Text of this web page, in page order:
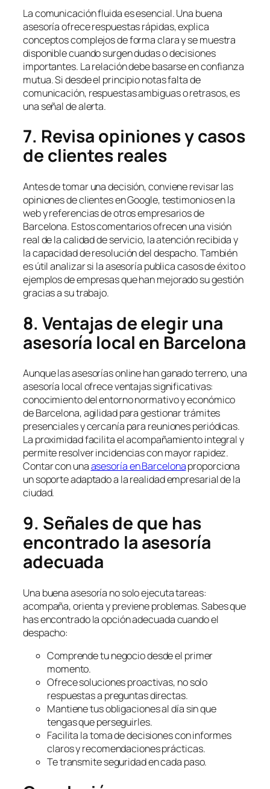
La comunicación fluida es esencial. Una buena
asesoría ofrece respuestas rápidas, explica
conceptos complejos de forma clara y se muestra
disponible cuando surgen dudas o decisiones
importantes. La relación debe basarse en confianza
mutua. Si desde el principio notas falta de
comunicación, respuestas ambiguas o retrasos, es
una señal de alerta.
7. Revisa opiniones y casos
de clientes reales
Antes de tomar una decisión, conviene revisar las
opiniones de clientes en Google, testimonios en la
web y referencias de otros empresarios de
Barcelona. Estos comentarios ofrecen una visión
real de la calidad de servicio, la atención recibida y
la capacidad de resolución del despacho. También
es útil analizar si la asesoría publica casos de éxito o
ejemplos de empresas que han mejorado su gestión
gracias a su trabajo.
8. Ventajas de elegir una
asesoría local en Barcelona
Aunque las asesorías online han ganado terreno, una
asesoría local ofrece ventajas significativas:
conocimiento del entorno normativo y económico
de Barcelona, agilidad para gestionar trámites
presenciales y cercanía para reuniones periódicas.
La proximidad facilita el acompañamiento integral y
permite resolver incidencias con mayor rapidez.
Contar con unaasesoría en Barcelonaproporciona
un soporte adaptado a la realidad empresarial de la
ciudad.
9. Señales de que has
encontrado la asesoría
adecuada
Una buena asesoría no solo ejecuta tareas:
acompaña, orienta y previene problemas. Sabes que
has encontrado la opción adecuada cuando el
despacho:
Comprende tu negocio desde el primer
momento.
Ofrece soluciones proactivas, no solo
respuestas a preguntas directas.
Mantiene tus obligaciones al día sin que
tengas que perseguirles.
Facilita la toma de decisiones con informes
claros y recomendaciones prácticas.
Te transmite seguridad en cada paso.